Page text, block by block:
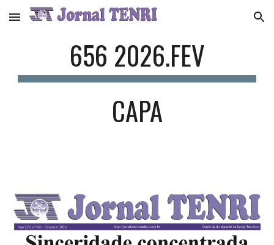
Skip to main content Skip to navigation
656 2026.FEV
CAPA